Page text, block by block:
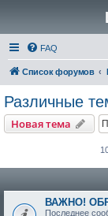
FAQ
Список форумов
Различные
Новая тема
ВАЖНО!
Последнее